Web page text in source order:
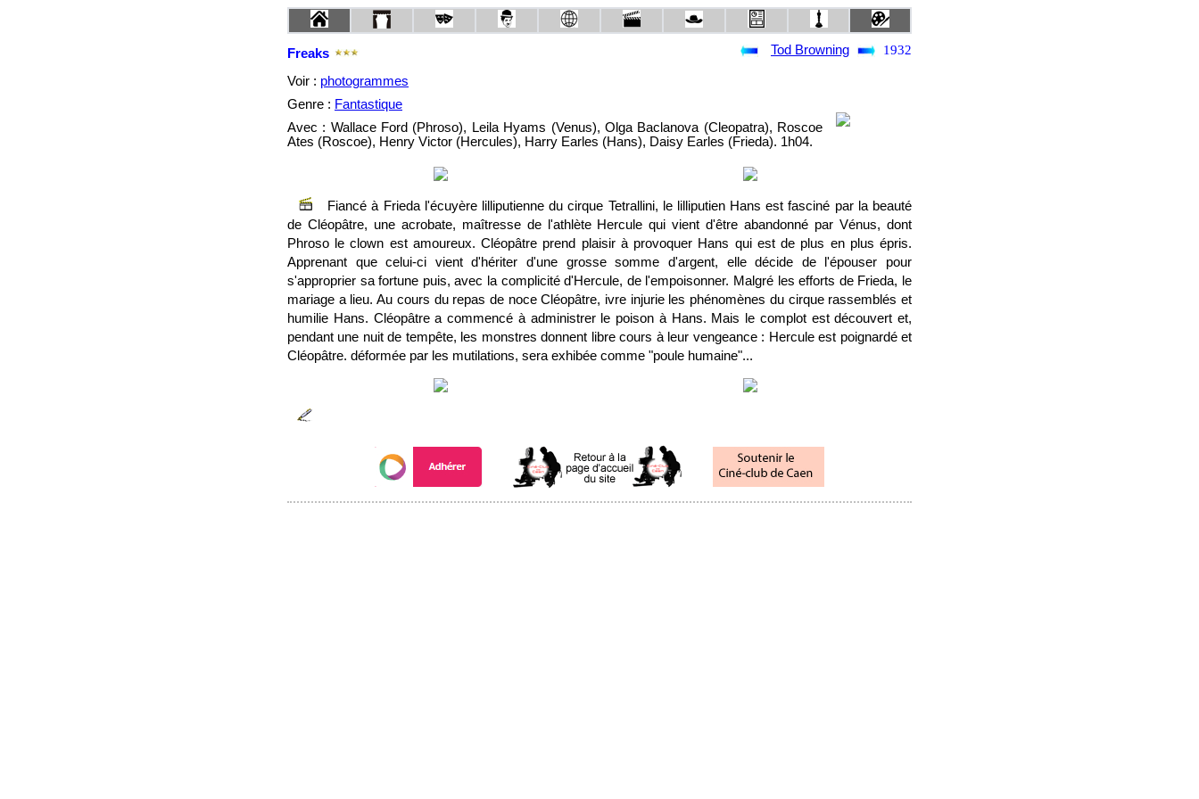
Freaks Tod Browning 1932
Voir : photogrammes
Genre : Fantastique
Avec : Wallace Ford (Phroso), Leila Hyams (Venus), Olga Baclanova (Cleopatra), Roscoe
Ates (Roscoe), Henry Victor (Hercules), Harry Earles (Hans), Daisy Earles (Frieda). 1h04.
Fiancé à Frieda l'écuyère lilliputienne du cirque Tetrallini, le lilliputien Hans est fasciné par la beauté
de Cléopâtre, une acrobate, maîtresse de l'athlète Hercule qui vient d'être abandonné par Vénus, dont
Phroso le clown est amoureux. Cléopâtre prend plaisir à provoquer Hans qui est de plus en plus épris.
Apprenant que celui-ci vient d'hériter d'une grosse somme d'argent, elle décide de l'épouser pour
s'approprier sa fortune puis, avec la complicité d'Hercule, de l'empoisonner. Malgré les efforts de Frieda, le
mariage a lieu. Au cours du repas de noce Cléopâtre, ivre injurie les phénomènes du cirque rassemblés et
humilie Hans. Cléopâtre a commencé à administrer le poison à Hans. Mais le complot est découvert et,
pendant une nuit de tempête, les monstres donnent libre cours à leur vengeance : Hercule est poignardé et
Cléopâtre. déformée par les mutilations, sera exhibée comme "poule humaine"...